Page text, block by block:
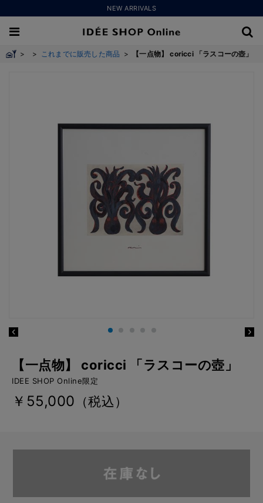
NEW ARRIVALS
> > これまでに販売した商品 > 【一点物】 coricci 「ラスコーの壺」
【一点物】 coricci 「ラスコーの壺」
IDEE SHOP Online限定
￥55,000 （税込）